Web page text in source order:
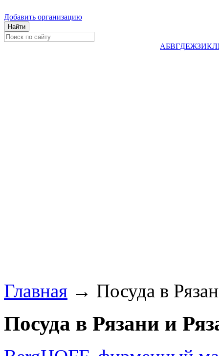
Добавить организацию
АБВГДЕЖЗИКЛ
Главная → Посуда в
Посуда в Рязани и